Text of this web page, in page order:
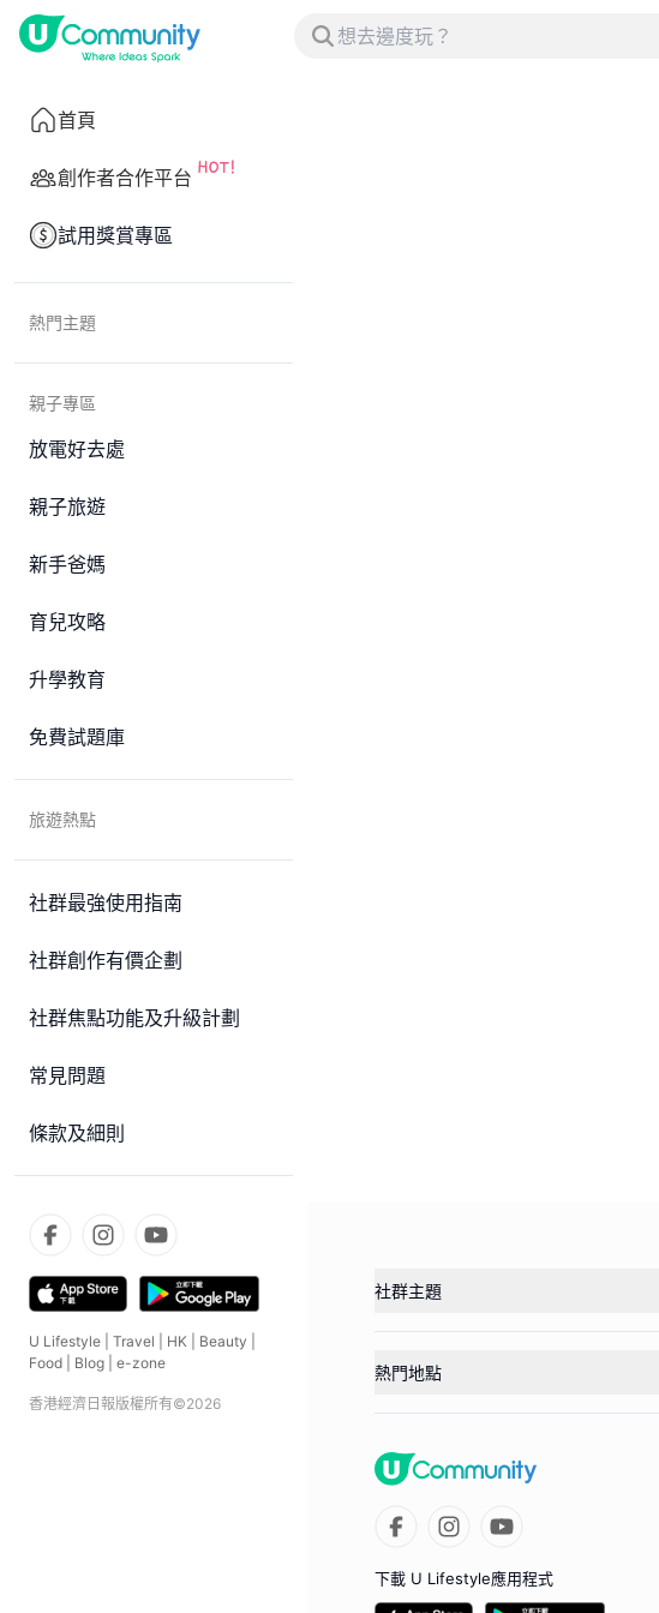
首頁
創作者合作平台
試用獎賞專區
熱門主題
親子專區
放電好去處
親子旅遊
新手爸媽
育兒攻略
升學教育
免費試題庫
旅遊熱點
社群最強使用指南
社群創作有價企劃
社群焦點功能及升級計劃
常見問題
條款及細則
U Lifestyle Travel HK Beauty
Food
Blog e-zone
香港經濟日報版權所有©2026
社群主題
熱門地點
下載 U Lifestyle應用程式